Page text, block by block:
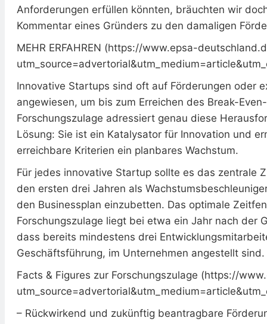
Anforderungen erfüllen könnten, bräuchten wir
Kommentar eines Gründers zu den damaligen
MEHR ERFAHREN (https://www.epsa-
Innovative Startups sind oft auf Förderungen oder
angewiesen, um bis zum Erreichen des Break-
Forschungszulage adressiert genau diese
Lösung: Sie ist ein Katalysator für Innovation und
erreichbare Kriterien ein planbares Wachstum.
Für jedes innovative Startup sollte es das zentrale
den ersten drei Jahren als
den Businessplan einzubetten. Das optimale
Forschungszulage liegt bei etwa ein Jahr nach der
dass bereits mindestens drei
Geschäftsführung, im Unternehmen angestellt sind.
Facts & Figures zur Forschungszulage (https://
– Rückwirkend und zukünftig beantragbare